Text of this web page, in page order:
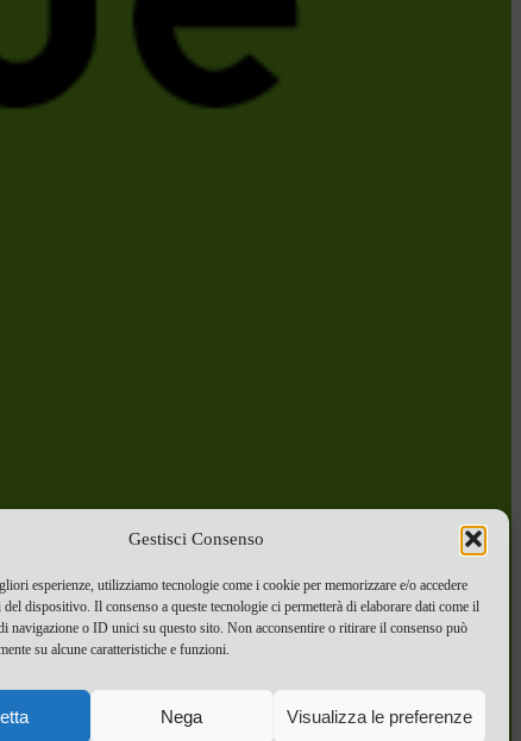
Gestisci Consenso
esperienze, utilizziamo tecnologie come i cookie per memorizzare e/o accedere
dispositivo. Il consenso a queste tecnologie ci permetterà di elaborare dati come il
navigazione o ID unici su questo sito. Non acconsentire o ritirare il consenso può
su alcune caratteristiche e funzioni.
Nega Visualizza le preferenze